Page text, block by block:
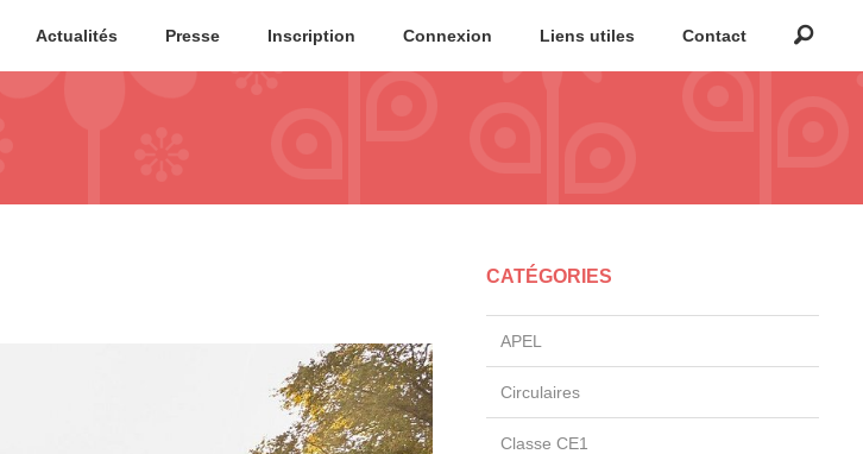
Actualités Presse Inscription Connexion Liens utiles Contact
CATÉGORIES
APEL
Circulaires
Classe CE1